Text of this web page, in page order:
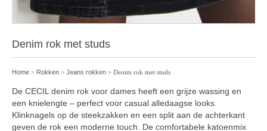
Denim rok met studs
Home > Rokken > Jeans rokken > Denim rok met studs
De CECIL denim rok voor dames heeft een grijze wassing en
een knielengte – perfect voor casual alledaagse looks.
Klinknagels op de steekzakken en een split aan de achterkant
geven de rok een moderne touch. De comfortabele katoenmix